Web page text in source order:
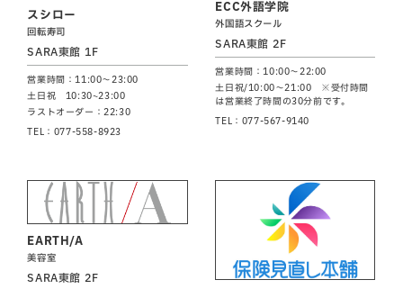
スシロー
回転寿司
SARA東館 1F
営業時間：11:00～23:00
土日祝 10:30~23:00
ラストオーダー：22:30
TEL：077-558-8923
ECC外語学院
外国語スクール
SARA東館 2F
営業時間：10:00～22:00
土日祝/10:00～21:00 ※受付時間
は営業終了時間の30分前です。
TEL：077-567-9140
EARTH/A
美容室
SARA東館 2F